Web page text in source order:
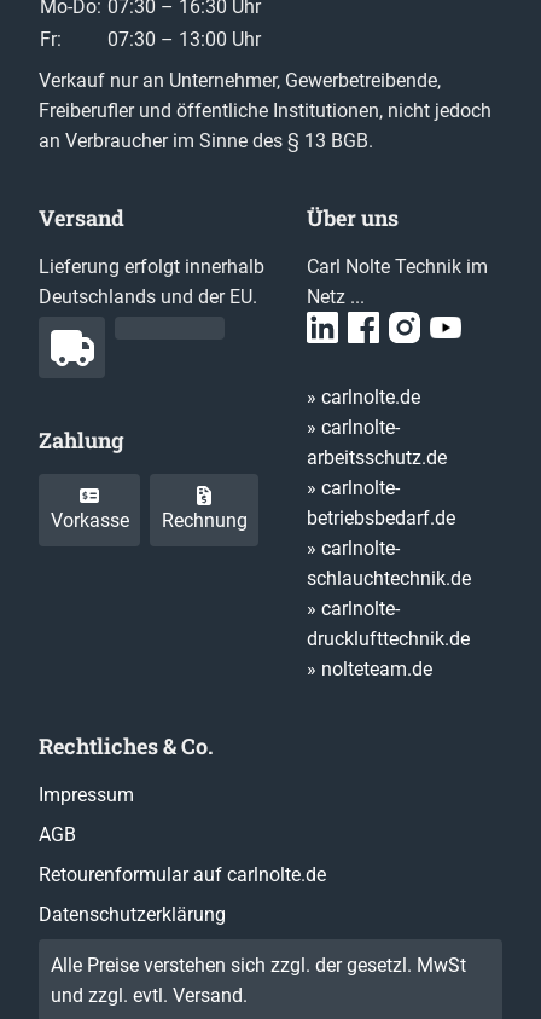
Mo-Do: 07:30 – 16:30 Uhr
Fr:
07:30 – 13:00 Uhr
Verkauf nur an Unternehmer, Gewerbetreibende,
Freiberufler und öffentliche Institutionen, nicht jedoch
an Verbraucher im Sinne des § 13 BGB.
Versand
Lieferung erfolgt innerhalb
Deutschlands und der EU.
Zahlung
Vorkasse Rechnung
Über uns
Carl Nolte Technik im
Netz ...
» carlnolte.de
» carlnolte-
arbeitsschutz.de
» carlnolte-
betriebsbedarf.de
» carlnolte-
schlauchtechnik.de
» carlnolte-
drucklufttechnik.de
» nolteteam.de
Rechtliches & Co.
Impressum
AGB
Retourenformular auf carlnolte.de
Datenschutzerklärung
Alle Preise verstehen sich zzgl. der gesetzl. MwSt
und zzgl. evtl. Versand.